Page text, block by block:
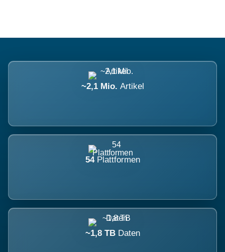
~2,1 Mio. Artikel
54 Plattformen
~1,8 TB Daten